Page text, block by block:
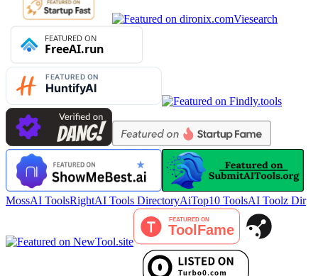
Viesearch
MossAI ToolsRightAI Tools DirectoryAiTop10 ToolsAI Toolz Dir